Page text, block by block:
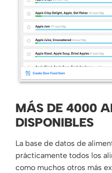
MÁS DE 4000
DISPONIBLES
La base de datos de
prácticamente todos los
como muchos otros más